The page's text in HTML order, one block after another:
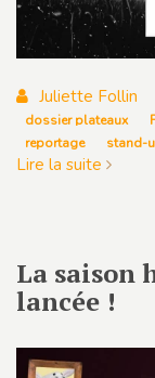
Juliette Follin
dossier plateaux
reportage
stand-
Lire la suite
La saison
lancée !